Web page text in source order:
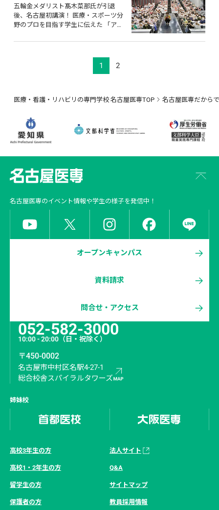
五輪金メダリスト髙木菜那氏が引退
後、名古屋初講演！ 医療・スポーツ分
野のプロを目指す学生に伝えた 「アス
ほしいこと」
1 2
医療・看護・リハビリの専門学校 名古屋医専TOP 名古屋医専だから
名古屋医専のイベント情報や学生の様子を発信中！
オープンキャンパス
資料請求
問合せ・アクセス
052-582-3000
10:00 - 20:00 （日・祝除く）
〒450-0002
名古屋市中村区名駅4-27-1
総合校舎スパイラルタワーズ
姉妹校
高校3年生の方
高校1・2年生の方
留学生の方
保護者の方
法人サイト
Q&A
サイトマップ
教員採用情報